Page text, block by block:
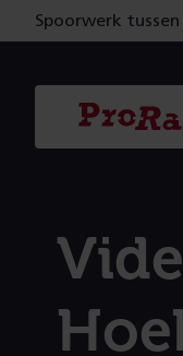
Spoorwerk
Homepage
ProRail